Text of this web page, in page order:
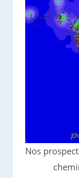
Nos